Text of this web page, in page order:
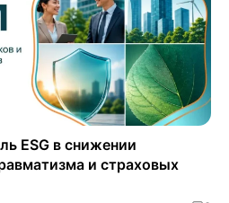
ESG в снижении
и страховых